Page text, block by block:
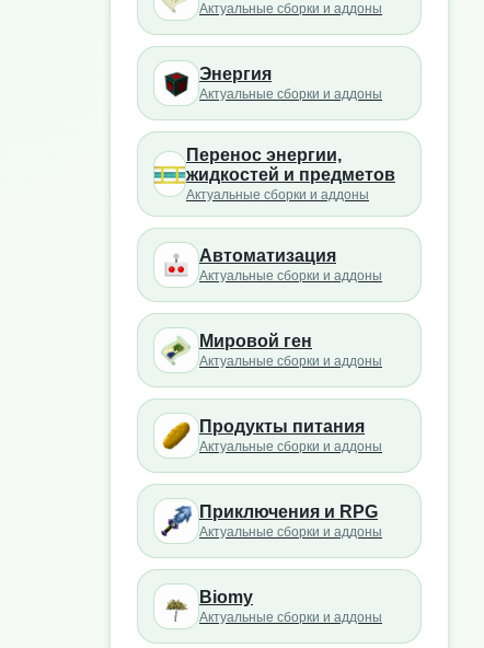
Актуальные сборки и аддоны
Энергия
Актуальные сборки и аддоны
Перенос энергии,
жидкостей и предметов
Актуальные сборки и аддоны
Автоматизация
Актуальные сборки и аддоны
Мировой ген
Актуальные сборки и аддоны
Продукты питания
Актуальные сборки и аддоны
Приключения и RPG
Актуальные сборки и аддоны
Biomy
Актуальные сборки и аддоны